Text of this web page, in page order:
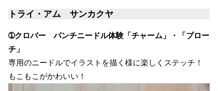
トライ・アム サンカクヤ
➀クロバー パンチニードル体験「チャーム」・「ブロー
チ」
専用のニードルでイラストを描く様に楽しくステッチ！
もこもこがかわいい！